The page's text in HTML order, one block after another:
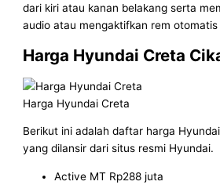
dari kiri atau kanan belakang serta
audio atau mengaktifkan rem otomatis
Harga Hyundai Creta
Harga Hyundai Creta
Berikut ini adalah daftar harga
yang dilansir dari situs resmi Hyundai.
Active MT Rp288 juta